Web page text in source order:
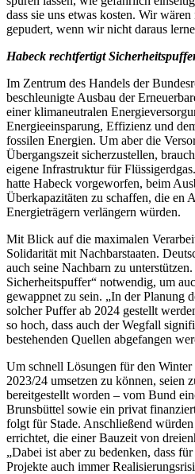
dass sie uns etwas kosten. Wir
gepudert, wenn wir nicht daraus
Habeck rechtfertigt
Im Zentrum des Handels der
beschleunigte Ausbau der
einer klimaneutralen
Energieeinsparung, Effizienz und
fossilen Energien. Um aber die
Übergangszeit sicherzustellen,
eigene Infrastruktur für
hatte Habeck vorgeworfen, beim
Überkapazitäten zu schaffen, die en
Energieträgern verlängern würden.
Mit Blick auf die maximalen
Solidarität mit Nachbarstaaten.
auch seine Nachbarn zu
Sicherheitspuffer“ notwendig, um
gewappnet zu sein. „In der Planung
solcher Puffer ab 2024 gestellt
so hoch, dass auch der Wegfall
bestehenden Quellen abgefangen
Um schnell Lösungen für den
2023/24 umsetzen zu können, seien
bereitgestellt worden – vom Bund
Brunsbüttel sowie ein privat
folgt für Stade. Anschließend
errichtet, die einer Bauzeit von
„Dabei ist aber zu bedenken, dass
Projekte auch immer